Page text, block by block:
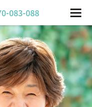
083-088